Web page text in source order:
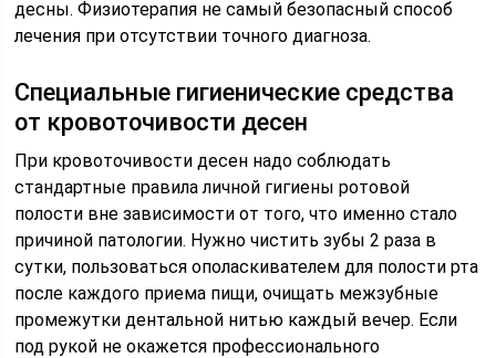
десны. Физиотерапия не самый безопасный способ
лечения при отсутствии точного диагноза.
Специальные гигиенические средства
от кровоточивости десен
При кровоточивости десен надо соблюдать
стандартные правила личной гигиены ротовой
полости вне зависимости от того, что именно стало
причиной патологии. Нужно чистить зубы 2 раза в
сутки, пользоваться ополаскивателем для полости рта
после каждого приема пищи, очищать межзубные
промежутки дентальной нитью каждый вечер. Если
под рукой не окажется профессионального